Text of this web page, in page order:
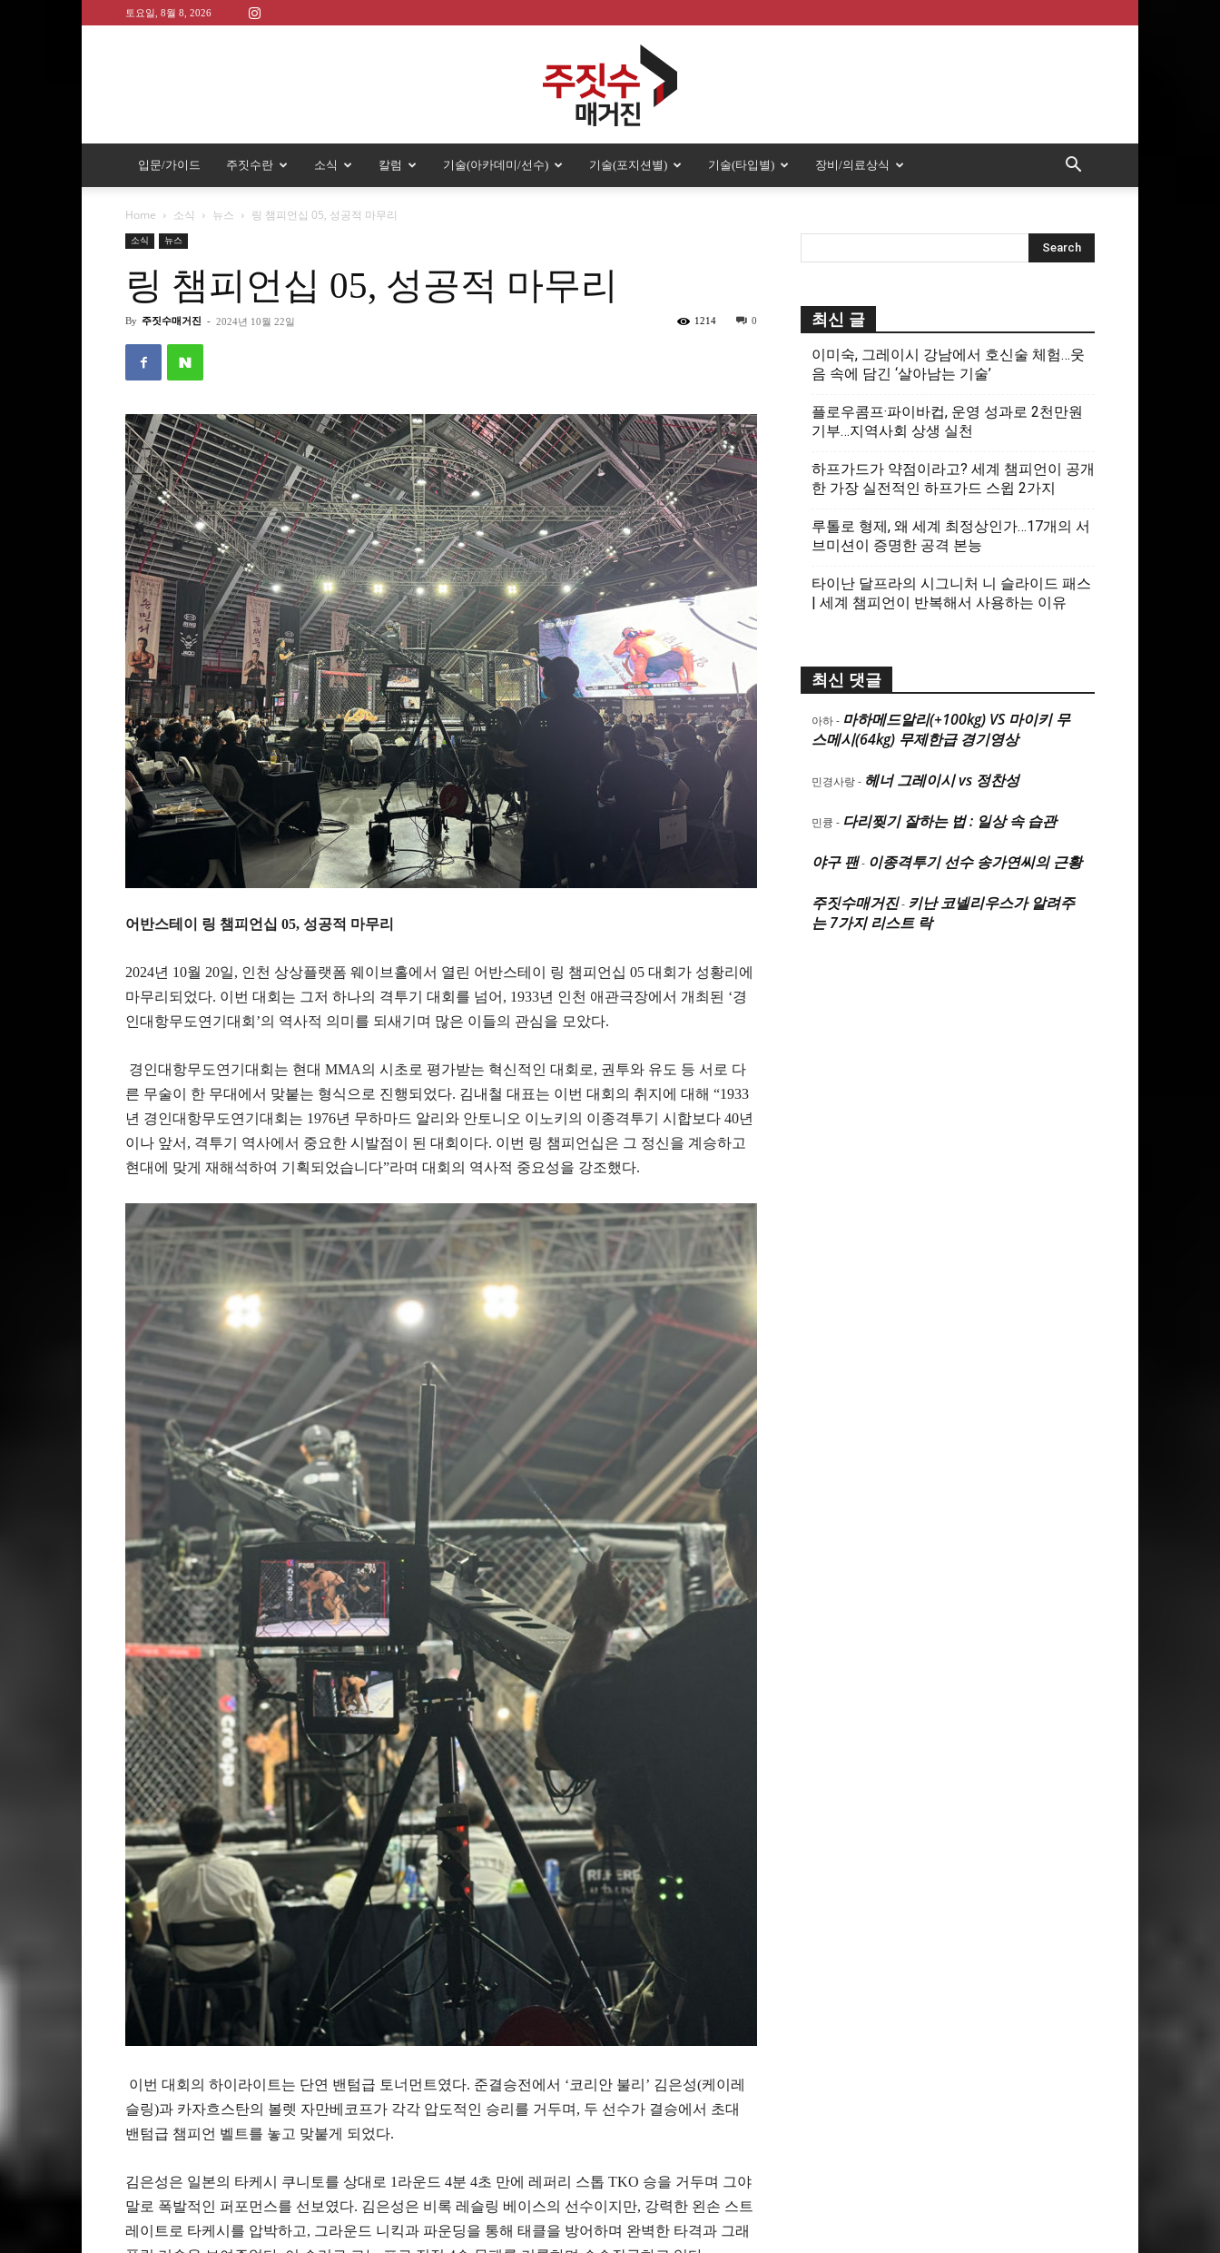
토요일, 8월 8, 2026
주
짓
수
매
거
입문/가이드 주짓수란 소식 칼럼 기술(아카데미/선수) 기술(포지션별) 기술(타입별) 장비/의료상식
Home 소식 뉴스 링 챔피언십 05, 성공적 마무리
소식 뉴스
링 챔피언십 05, 성공적 마무리
By 주짓수매거진 - 2024년 10월 22일 0
1214
어반스테이 링 챔피언십 05, 성공적 마무리
2024년 10월 20일, 인천 상상플랫폼 웨이브홀에서 열린 어반스테이 링 챔피언십 05 대회가 성황리에
마무리되었다. 이번 대회는 그저 하나의 격투기 대회를 넘어, 1933년 인천 애관극장에서 개최된 ‘경
인대항무도연기대회’의 역사적 의미를 되새기며 많은 이들의 관심을 모았다.
경인대항무도연기대회는 현대 MMA의 시초로 평가받는 혁신적인 대회로, 권투와 유도 등 서로 다
른 무술이 한 무대에서 맞붙는 형식으로 진행되었다. 김내철 대표는 이번 대회의 취지에 대해 “1933
년 경인대항무도연기대회는 1976년 무하마드 알리와 안토니오 이노키의 이종격투기 시합보다 40년
이나 앞서, 격투기 역사에서 중요한 시발점이 된 대회이다. 이번 링 챔피언십은 그 정신을 계승하고
현대에 맞게 재해석하여 기획되었습니다”라며 대회의 역사적 중요성을 강조했다.
이번 대회의 하이라이트는 단연 밴텀급 토너먼트였다. 준결승전에서 ‘코리안 불리’ 김은성(케이레
슬링)과 카자흐스탄의 볼렛 자만베코프가 각각 압도적인 승리를 거두며, 두 선수가 결승에서 초대
밴텀급 챔피언 벨트를 놓고 맞붙게 되었다.
김은성은 일본의 타케시 쿠니토를 상대로 1라운드 4분 4초 만에 레퍼리 스톱 TKO 승을 거두며 그야
말로 폭발적인 퍼포먼스를 선보였다. 김은성은 비록 레슬링 베이스의 선수이지만, 강력한 왼손 스트
레이트로 타케시를 압박하고, 그라운드 니킥과 파운딩을 통해 태클을 방어하며 완벽한 타격과 그래
최신 글
이미숙, 그레이시 강남에서 호신술 체험…웃
음 속에 담긴 ‘살아남는 기술’
플로우콤프·파이바컵, 운영 성과로 2천만원
기부…지역사회 상생 실천
하프가드가 약점이라고? 세계 챔피언이 공개
한 가장 실전적인 하프가드 스윕 2가지
루톨로 형제, 왜 세계 최정상인가…17개의 서
브미션이 증명한 공격 본능
타이난 달프라의 시그니처 니 슬라이드 패스
| 세계 챔피언이 반복해서 사용하는 이유
최신 댓글
아하- 마하메드알리(+100kg) VS 마이키 무
스메시(64kg) 무제한급 경기영상
민경사랑- 헤너 그레이시 vs 정찬성
민큥 - 다리찢기 잘하는 법 : 일상 속 습관
야구 팬- 이종격투기 선수 송가연씨의 근황
주짓수매거진- 키난 코넬리우스가 알려주
는 7가지 리스트 락